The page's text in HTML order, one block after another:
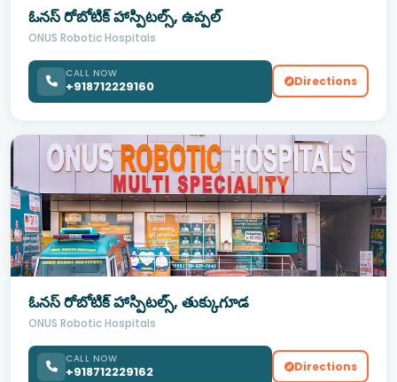
ఓనస్ రోబోటిక్ హాస్పిటల్స్, ఉప్పల్
ONUS Robotic Hospitals
CALL NOW
+918712229160 Directions
ఓనస్ రోబోటిక్ హాస్పిటల్స్, తుక్కుగూడ
ONUS Robotic Hospitals
CALL NOW
+918712229162 Directions